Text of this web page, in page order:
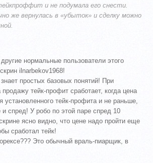
и не подумала его снести.
же вернулась в «убыток» и сделку можно
нормальные пользователи этого
ilnarbekov1968!
простых базовых понятий! При
продажу тейк-профит сработает, когда цена
установленного тейк-профита и не раньше,
спред! У робо по этой паре спред 10
ясно видно, что цене надо пройти еще
сработал тейк!
Это обычный враль-пиарщик, в